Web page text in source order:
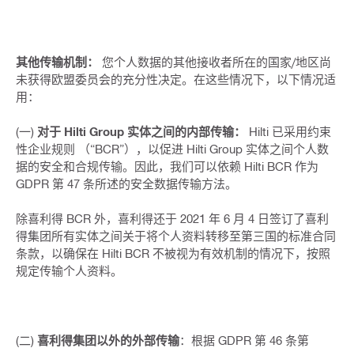
其他传输机制：
您个人数据的其他接收者所在的国家/地区尚
未获得欧盟委员会的充分性决定。在这些情况下，以下情况适
用：
(一) 对于 Hilti Group 实体之间的内部传输： Hilti 已采用约束
性企业规则 （“BCR”），以促进 Hilti Group 实体之间个人数
据的安全和合规传输。因此，我们可以依赖 Hilti BCR 作为
GDPR 第 47 条所述的安全数据传输方法。
除喜利得 BCR 外，喜利得还于 2021 年 6 月 4 日签订了喜利
得集团所有实体之间关于将个人资料转移至第三国的标准合同
条款，以确保在 Hilti BCR 不被视为有效机制的情况下，按照
规定传输个人资料。
(二) 喜利得集团以外的外部传输：根据 GDPR 第 46 条第